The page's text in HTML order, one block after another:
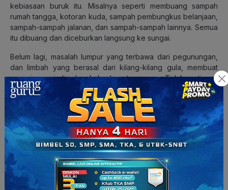
kebiasaan buruk itu. Misalnya seperti membuang sampah
rumah tangga, kotoran kuda, sampah pembungkus belanjaan,
sampah-sampah jalanan, dan sampah-sampah lainnya. Semua
itu dibuang dan diceburkan langsung ke sungai.
Belum lagi, masalah lumpur yang terbawa dari pegunungan,
dan limbah yang berasal dari kilang-kilang gula, membuat
sungai menjadi dangkal dan tercemar. Tidak rutinnya
melakukan normalisasi atau pengerukan, membuat kerja-kerja
pembuatan terusan itu menjadi tidak efektif lagi.
Baca Juga:
Mengenal Permasalahan Sosial yang Muncul
Akibat Persoalan Sampah